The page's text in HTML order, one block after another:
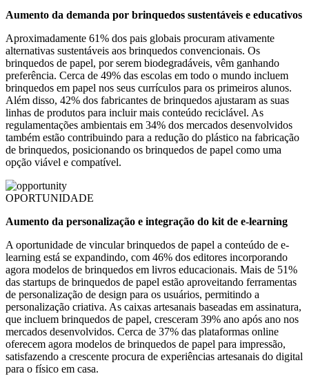
Aumento da demanda por brinquedos sustentáveis ​​e educativos
Aproximadamente 61% dos pais globais procuram ativamente
alternativas sustentáveis ​​aos brinquedos convencionais. Os
brinquedos de papel, por serem biodegradáveis, vêm ganhando
preferência. Cerca de 49% das escolas em todo o mundo incluem
brinquedos em papel nos seus currículos para os primeiros alunos.
Além disso, 42% dos fabricantes de brinquedos ajustaram as suas
linhas de produtos para incluir mais conteúdo reciclável. As
regulamentações ambientais em 34% dos mercados desenvolvidos
também estão contribuindo para a redução do plástico na fabricação
de brinquedos, posicionando os brinquedos de papel como uma
opção viável e compatível.
OPORTUNIDADE
Aumento da personalização e integração do kit de e-learning
A oportunidade de vincular brinquedos de papel a conteúdo de e-
learning está se expandindo, com 46% dos editores incorporando
agora modelos de brinquedos em livros educacionais. Mais de 51%
das startups de brinquedos de papel estão aproveitando ferramentas
de personalização de design para os usuários, permitindo a
personalização criativa. As caixas artesanais baseadas em assinatura,
que incluem brinquedos de papel, cresceram 39% ano após ano nos
mercados desenvolvidos. Cerca de 37% das plataformas online
oferecem agora modelos de brinquedos de papel para impressão,
satisfazendo a crescente procura de experiências artesanais do digital
para o físico em casa.